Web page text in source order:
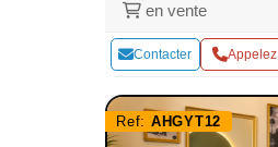
en vente
Contacter Appelez
Ref: AHGYT12